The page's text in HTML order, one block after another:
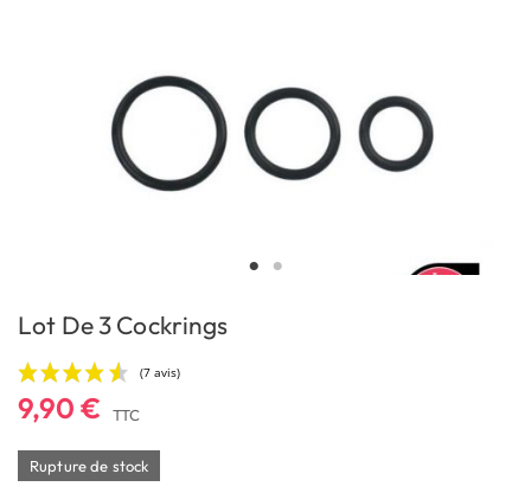
Lot De 3 Cockrings
9,90 € TTC
Rupture de stock